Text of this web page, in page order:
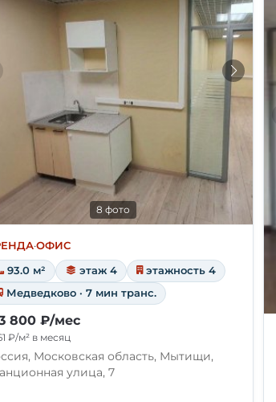
8 фото
·ОФИС
93.0 м² этаж 4
этажность 4
Медведково · 7 мин транс.
800 ₽/мес
₽/м² в месяц
Московская область, Мытищи,
улица, 7